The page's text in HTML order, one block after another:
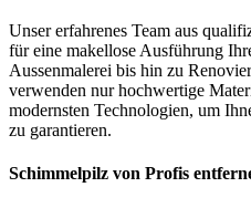
Unser erfahrenes Team aus
für eine makellose Ausführung
Aussenmalerei bis hin zu
verwenden nur hochwertige
modernsten Technologien, um
zu garantieren.
Schimmelpilz von Profis